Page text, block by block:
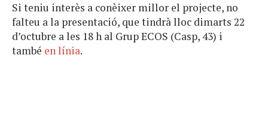
Si teniu interès a conèixer millor el projecte, no
falteu a la presentació, que tindrà lloc dimarts 22
d’octubre a les 18 h al Grup ECOS (Casp, 43) i
també en línia.